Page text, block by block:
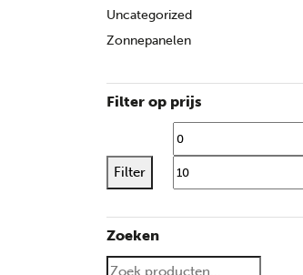
Uncategorized
Zonnepanelen
Filter op prijs
Filter
Zoeken
Zoeken naar: